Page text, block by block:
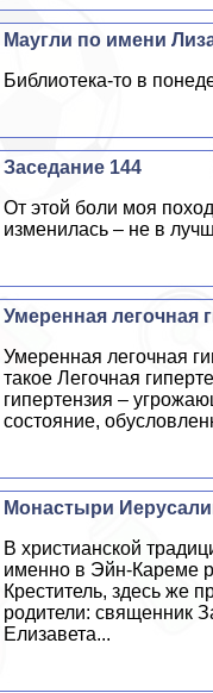
Маугли по имени
Библиотека-то в
Заседание 144
От этой боли моя
изменилась – не в
Умеренная легочная
Умеренная легочная
такое Легочная
гипертензия –
состояние,
Монастыри
В христианской
именно в Эйн-Кареме
Креститель, здесь же
родители: священник
Елизавета...